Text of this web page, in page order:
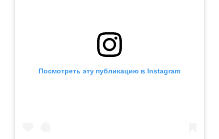
Посмотреть эту публикацию в Instagram